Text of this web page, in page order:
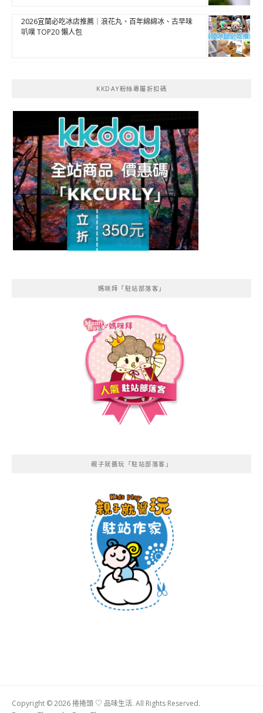
2026宜蘭必吃冰店推薦｜浪花丸、百年綿綿冰、古早味
叭噗 TOP20 懶人包
KKDAY粉絲專屬折扣碼
媽咪拜「駐站部落客」
親子就醬玩「駐站部落客」
Copyright © 2026 捲捲頭 ♡ 品味生活. All Rights Reserved.